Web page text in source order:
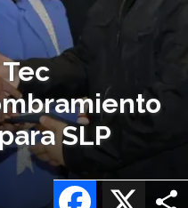
SLP
X
Facebook